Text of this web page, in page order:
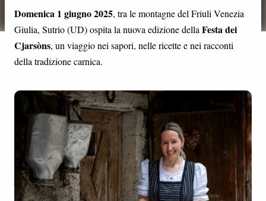
Domenica 1 giugno 2025, tra le montagne del Friuli Venezia
Giulia, Sutrio (UD) ospita la nuova edizione della Festa dei
Cjarsòns, un viaggio nei sapori, nelle ricette e nei racconti
della tradizione carnica.